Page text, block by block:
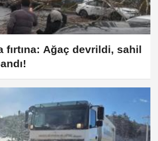
fırtına: Ağaç devrildi, sahil